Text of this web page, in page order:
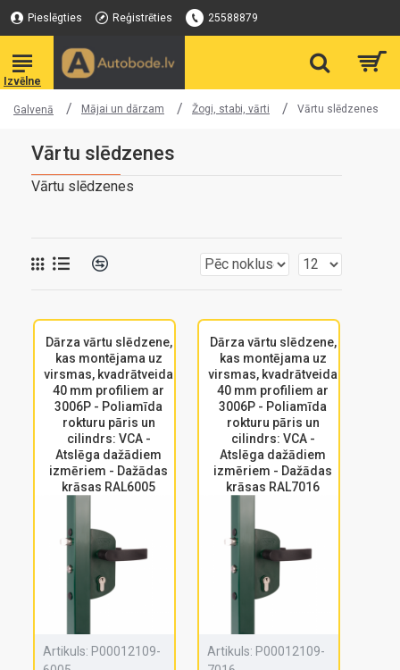
Pieslēgties Reģistrēties 25588879
Galvenā Mājai un dārzam Žogi, stabi, vārti Vārtu slēdzenes
Vārtu slēdzenes
Vārtu slēdzenes
Dārza vārtu slēdzene,
kas montējama uz
virsmas, kvadrātveida
40 mm profiliem ar
3006P - Poliamīda
rokturu pāris un
cilindrs: VCA -
Atslēga dažādiem
izmēriem - Dažādas
krāsas RAL6005
Artikuls: P00012109-
Dārza vārtu slēdzene,
kas montējama uz
virsmas, kvadrātveida
40 mm profiliem ar
3006P - Poliamīda
rokturu pāris un
cilindrs: VCA -
Atslēga dažādiem
izmēriem - Dažādas
krāsas RAL7016
Artikuls: P00012109-